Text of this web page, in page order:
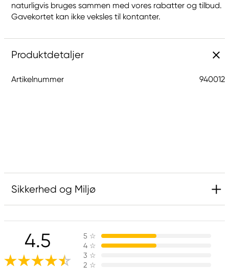
naturligvis bruges sammen med vores rabatter og tilbud.
Gavekortet kan ikke veksles til kontanter.
Produktdetaljer
Artikelnummer 940012
Sikkerhed og Miljø
4.5 5 ☆
4 ☆
3 ☆
2 ☆